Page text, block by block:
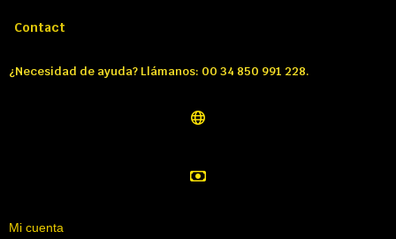
Contact
¿Necesidad de ayuda? Llámanos: 00 34 850 991 228.
Mi cuenta